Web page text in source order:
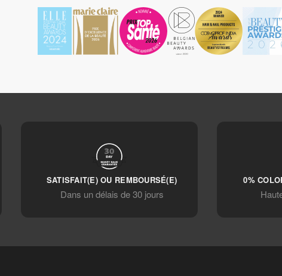
SATISFAIT(E) OU REMBOURSÉ(E)
Dans un délais de 30 jours
0%